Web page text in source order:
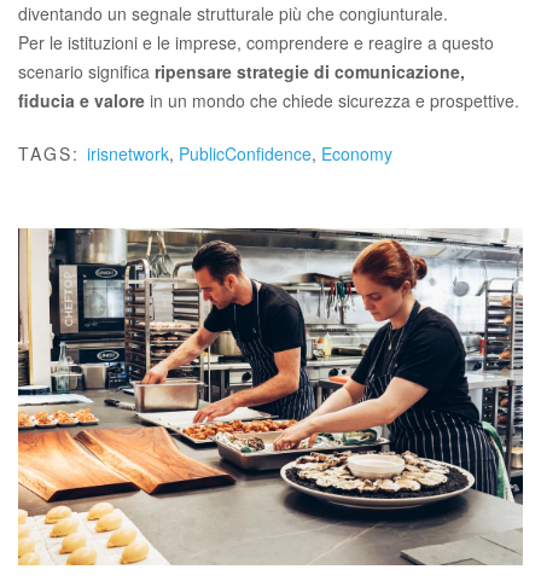
diventando un segnale strutturale più che congiunturale.
Per le istituzioni e le imprese, comprendere e reagire a questo
scenario significa ripensare strategie di comunicazione,
fiducia e valore in un mondo che chiede sicurezza e prospettive.
TAGS: irisnetwork, PublicConfidence, Economy